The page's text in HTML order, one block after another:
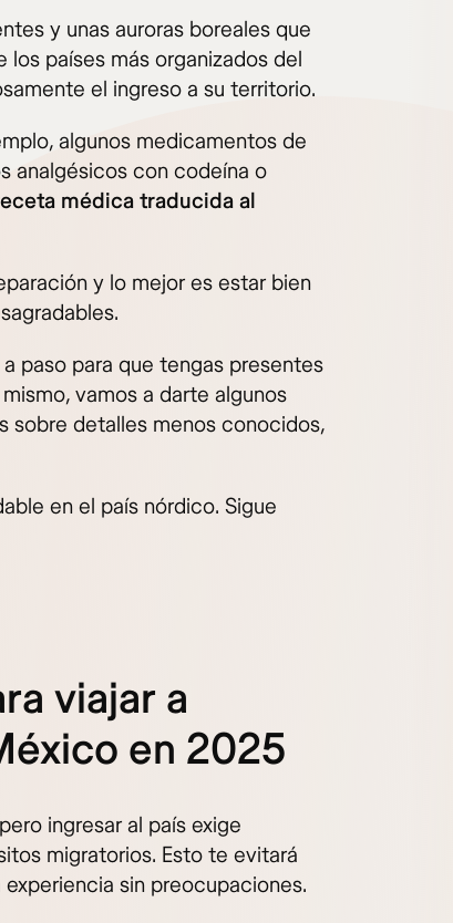
y unas auroras boreales que
los países más organizados del
el ingreso a su territorio.
algunos medicamentos de
analgésicos con codeína o
médica traducida al
y lo mejor es estar bien
paso para que tengas presentes
vamos a darte algunos
sobre detalles menos conocidos,
en el país nórdico. Sigue
viajar a
en 2025
ingresar al país exige
migratorios. Esto te evitará
sin preocupaciones.